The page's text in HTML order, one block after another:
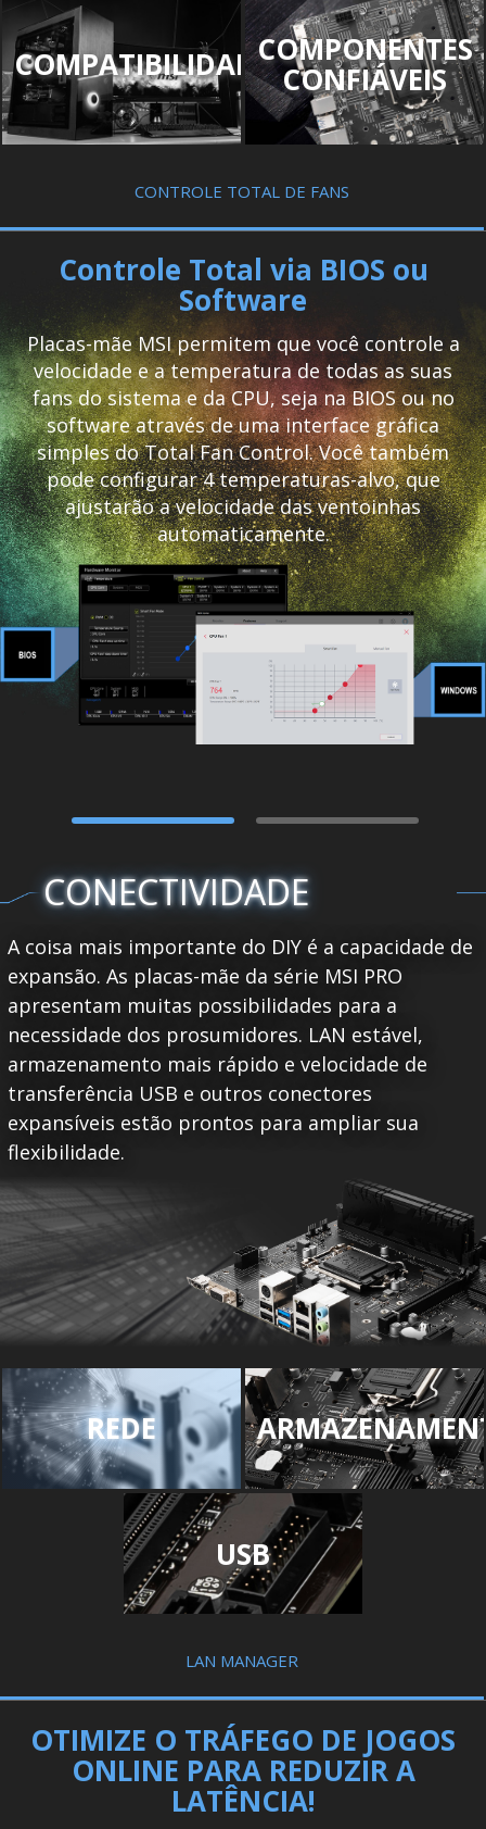
COMPATIBILIDADECOMPONENTES
CONFIÁVEIS
CONTROLE TOTAL DE FANS
Controle Total via BIOS ou
Software
Placas-mãe MSI permitem que você controle a
velocidade e a temperatura de todas as suas
fans do sistema e da CPU, seja na BIOS ou no
software através de uma interface gráfica
simples do Total Fan Control. Você também
pode configurar 4 temperaturas-alvo, que
ajustarão a velocidade das ventoinhas
automaticamente.
CONECTIVIDADE
A coisa mais importante do DIY é a capacidade de
expansão. As placas-mãe da série MSI PRO
apresentam muitas possibilidades para a
necessidade dos prosumidores. LAN estável,
armazenamento mais rápido e velocidade de
transferência USB e outros conectores
expansíveis estão prontos para ampliar sua
flexibilidade.
REDE
USB
LAN MANAGER
OTIMIZE O TRÁFEGO DE JOGOS
ONLINE PARA REDUZIR A
LATÊNCIA!